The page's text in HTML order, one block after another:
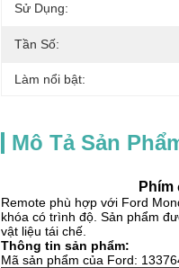
Sử Dụng:
Tần Số:
Làm nổi bật:
Mô Tả Sản
Phím
Remote phù hợp với Ford
khóa có trình độ. Sản phẩm
vật liệu tái chế.
Thông tin sản phẩm:
Mã sản phẩm của Ford: